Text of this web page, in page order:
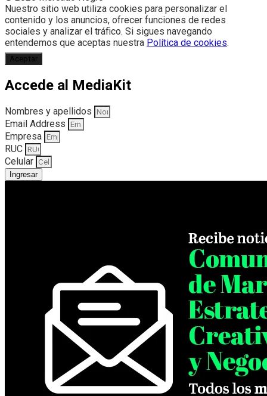
Nuestro sitio web utiliza cookies para personalizar el
contenido y los anuncios, ofrecer funciones de redes
sociales y analizar el tráfico. Si sigues navegando
entendemos que aceptas nuestra Política de cookies.
Aceptar
Accede al MediaKit
Nombres y apellidos
Email Address
Empresa
RUC
Celular
Ingresar